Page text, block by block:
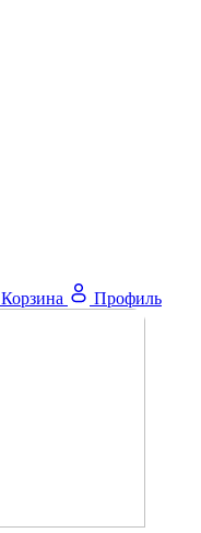
Корзина Профиль